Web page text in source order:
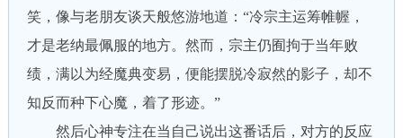
笑，像与老朋友谈天般悠游地道：“冷宗主运筹帷幄，
才是老纳最佩服的地方。然而，宗主仍囿拘于当年败
绩，满以为经魔典变易，便能摆脱冷寂然的影子，却不
知反而种下心魔，着了形迹。”
然后心神专注在当自己说出这番话后，对方的反应